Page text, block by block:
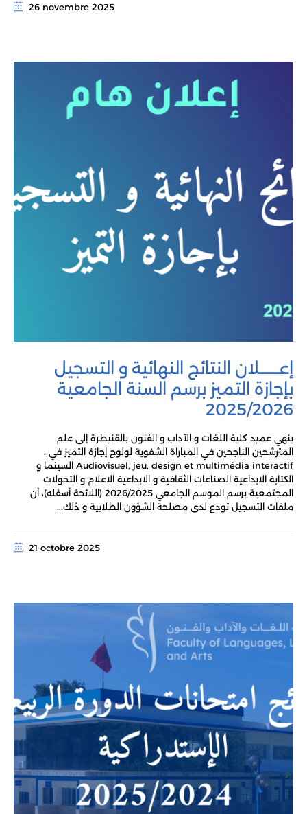
26 novembre 2025
إعـــــــلان النتائج النهائية و التسجيل
بإجازة التميز برسم السنة الجامعية
2025/2026
ينهي عميد كلية اللغات و الآداب و الفنون بالقنيطرة إلى علم
المترشحين الناجحين في المباراة الشفوية لولوج إجازة التميز في :
Audiovisuel, jeu, design et multimédia interactif السينما و
الكتابة الابداعية الصناعات الثقافية و الابداعية الاعلام و التحولات
المجتمعية برسم الموسم الجامعي 2026/2025 (اللائحة أسفله)، أن
ملفات التسجيل تودع لدى مصلحة الشؤون الطلابية و ذلك...
21 octobre 2025